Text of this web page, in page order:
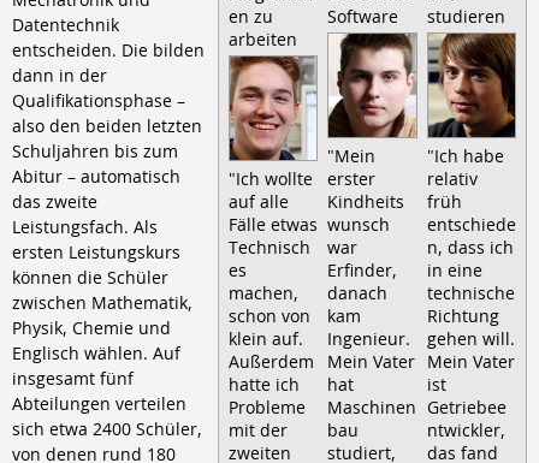
en zu
arbeiten
"Ich wollte
auf alle
Fälle etwas
Technisch
es
machen,
schon von
klein auf.
Außerdem
hatte ich
Probleme
mit der
zweiten
Software
"Mein
erster
Kindheits
wunsch
war
Erfinder,
danach
kam
Ingenieur.
Mein Vater
hat
Maschinen
bau
studiert,
studieren
"Ich habe
relativ
früh
entschiede
n, dass ich
in eine
technische
Richtung
gehen will.
Mein Vater
ist
Getriebee
ntwickler,
das fand
Datentechnik
entscheiden. Die bilden
dann in der
Qualifikationsphase –
also den beiden letzten
Schuljahren bis zum
Abitur – automatisch
das zweite
Leistungsfach. Als
ersten Leistungskurs
können die Schüler
zwischen Mathematik,
Physik, Chemie und
Englisch wählen. Auf
insgesamt fünf
Abteilungen verteilen
sich etwa 2400 Schüler,
von denen rund 180